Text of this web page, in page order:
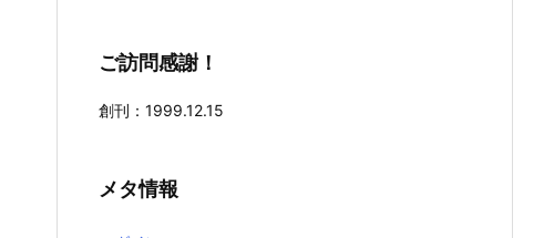
ご訪問感謝！
創刊：1999.12.15
メタ情報